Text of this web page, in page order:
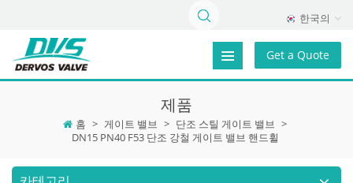
한국의
Get a Quote
제품
홈 > 게이트 밸브 > 단조 스틸 게이트 밸브 >
DN15 PN40 F53 단조 강철 게이트 밸브 핸드휠